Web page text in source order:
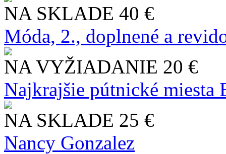
NA SKLADE 40 €
Móda, 2., doplnené a
NA VYŽIADANIE 20 €
Najkrajšie pútnické miesta
NA SKLADE 25 €
Nancy Gonzalez